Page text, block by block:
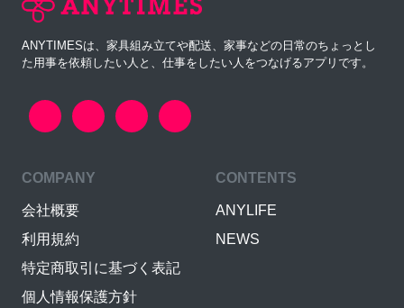
ANYTIMESは、家具組み立てや配送、家事などの日常のちょっとし
た用事を依頼したい人と、仕事をしたい人をつなげるアプリです。
COMPANY
会社概要
利用規約
特定商取引に基づく表記
個人情報保護方針
CONTENTS
ANYLIFE
NEWS